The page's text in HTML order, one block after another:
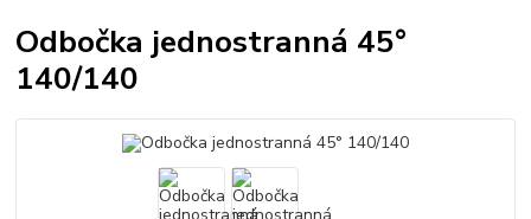
Odbočka jednostranná 45°
140/140